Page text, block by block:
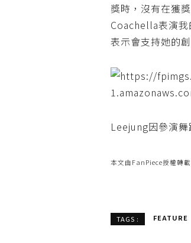
獎時，沒有在獲
Coachella表演我
表示會支持她的創
Leejung因參演舞
本文由FanPiece授權轉載
TAGS : FEATURE